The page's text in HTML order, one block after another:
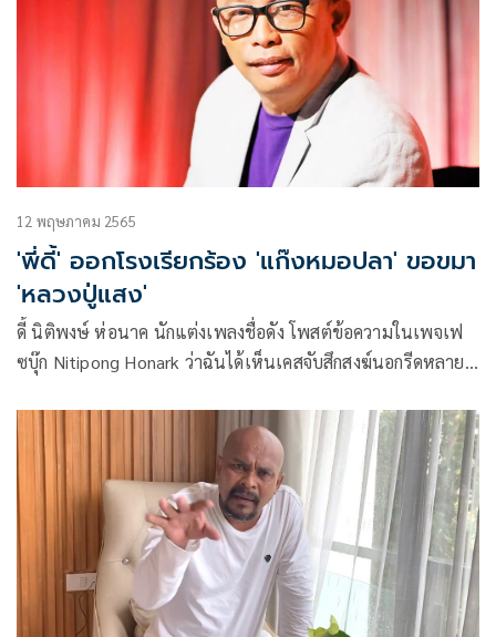
12 พฤษภาคม 2565
'พี่ดี้'​ ออกโรงเรียกร้อง​ 'แก๊งหมอปลา'​ ขอขมา
​'หลวงปู่แสง'​
ดี้ นิติพงษ์ ห่อนาค นักแต่งเพลงชื่อดัง โพสต์ข้อความในเพจเฟ
ซบุ๊ก Nitipong Honark ว่าฉันได้เห็นเคสจับสึกสงฆ์นอกรีดหลาย